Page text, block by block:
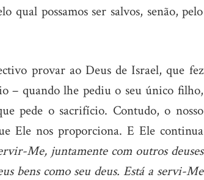
qual possamos ser salvos, senão, pelo
provar ao Deus de Israel, que fez
– quando lhe pediu o seu único filho,
pede o sacrifício. Contudo, o nosso
Ele nos proporciona. E Ele continua
Me, juntamente com outros deuses
bens como seu deus. Está a servi-Me